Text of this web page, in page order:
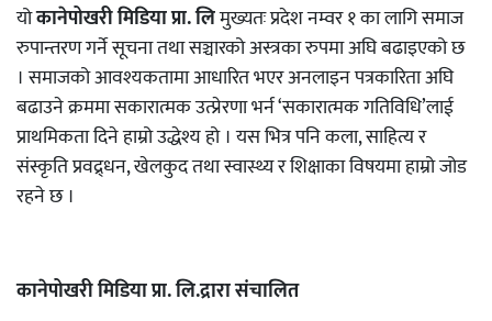
योकानेपोखरी मिडिया प्रा. लिमुख्यतः प्रदेश नम्वर १ का लागि समाज
रुपान्तरण गर्ने सूचना तथा सञ्चारको अस्त्रका रुपमा अघि बढाइएको छ
। समाजको आवश्यकतामा आधारित भएर अनलाइन पत्रकारिता अघि
बढाउने क्रममा सकारात्मक उत्प्रेरणा भर्न ‘सकारात्मक गतिविधि’लाई
प्राथमिकता दिने हाम्रो उद्धेश्य हो । यस भित्र पनि कला, साहित्य र
संस्कृति प्रवद्र्धन, खेलकुद तथा स्वास्थ्य र शिक्षाका विषयमा हाम्रो जोड
रहने छ ।
कानेपोखरी मिडिया प्रा. लि.द्रारा संचालित